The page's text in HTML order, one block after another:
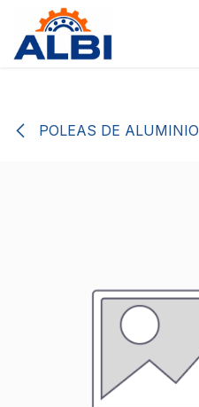
Ir al contenido
POLEAS DE ALUMINIO